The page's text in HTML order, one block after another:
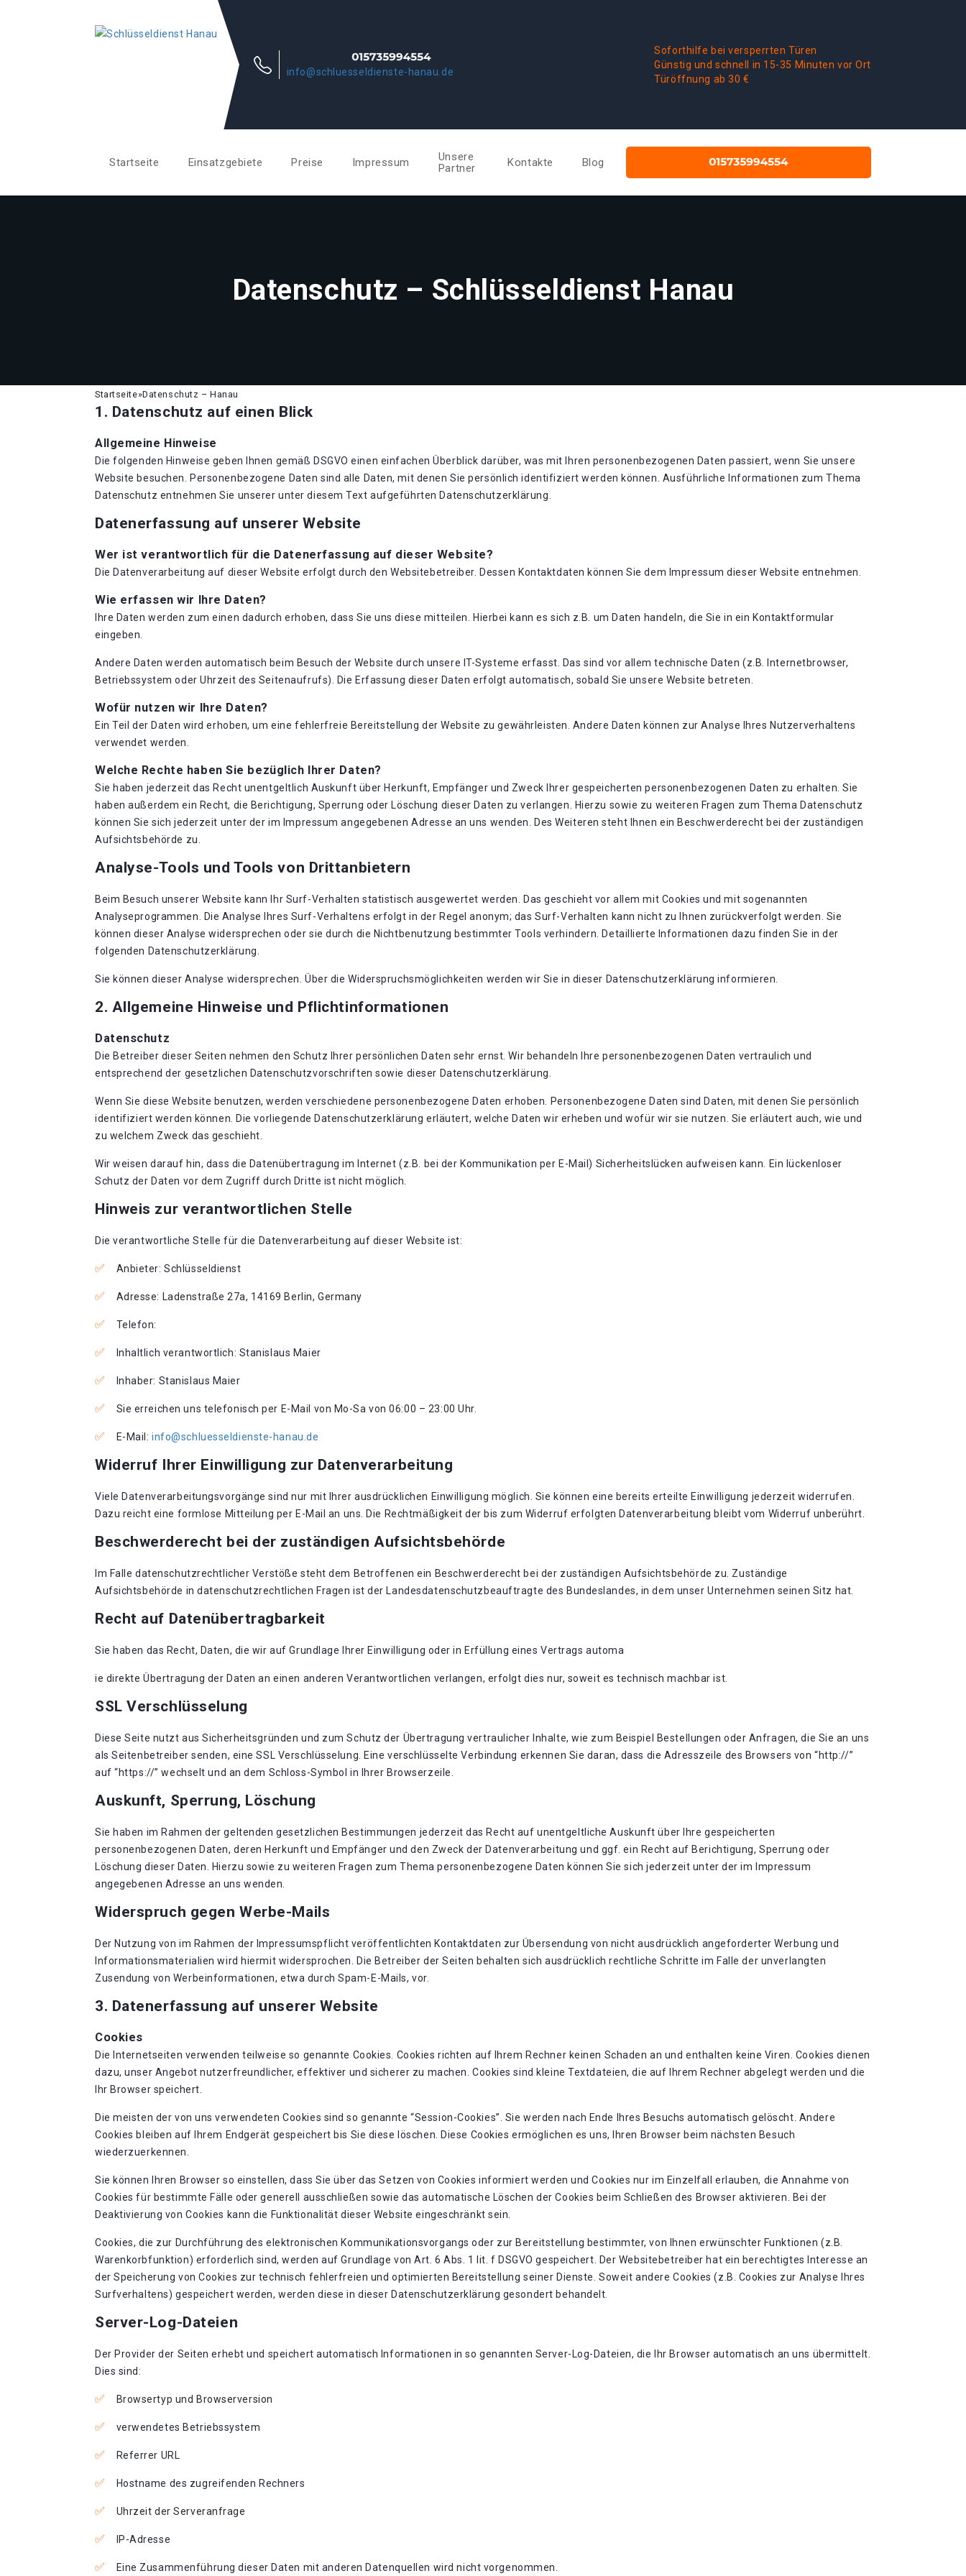
info@schluesseldienste-hanau.de
Soforthilfe bei versperrten Türen
Günstig und schnell in 15-35 Minuten vor Ort
Türöffnung ab 30 €
Startseite Einsatzgebiete Preise Impressum
Unsere
Partner
Kontakte Blog
Datenschutz – Schlüsseldienst Hanau
Startseite»Datenschutz – Hanau
1. Datenschutz auf einen Blick
Allgemeine Hinweise
Die folgenden Hinweise geben Ihnen gemäß DSGVO einen einfachen Überblick darüber, was mit Ihren personenbezogenen Daten passiert, wenn Sie unsere
Website besuchen. Personenbezogene Daten sind alle Daten, mit denen Sie persönlich identifiziert werden können. Ausführliche Informationen zum Thema
Datenschutz entnehmen Sie unserer unter diesem Text aufgeführten Datenschutzerklärung.
Datenerfassung auf unserer Website
Wer ist verantwortlich für die Datenerfassung auf dieser Website?
Die Datenverarbeitung auf dieser Website erfolgt durch den Websitebetreiber. Dessen Kontaktdaten können Sie dem Impressum dieser Website entnehmen.
Wie erfassen wir Ihre Daten?
Ihre Daten werden zum einen dadurch erhoben, dass Sie uns diese mitteilen. Hierbei kann es sich z.B. um Daten handeln, die Sie in ein Kontaktformular
eingeben.
Andere Daten werden automatisch beim Besuch der Website durch unsere IT-Systeme erfasst. Das sind vor allem technische Daten (z.B. Internetbrowser,
Betriebssystem oder Uhrzeit des Seitenaufrufs). Die Erfassung dieser Daten erfolgt automatisch, sobald Sie unsere Website betreten.
Wofür nutzen wir Ihre Daten?
Ein Teil der Daten wird erhoben, um eine fehlerfreie Bereitstellung der Website zu gewährleisten. Andere Daten können zur Analyse Ihres Nutzerverhaltens
verwendet werden.
Welche Rechte haben Sie bezüglich Ihrer Daten?
Sie haben jederzeit das Recht unentgeltlich Auskunft über Herkunft, Empfänger und Zweck Ihrer gespeicherten personenbezogenen Daten zu erhalten. Sie
haben außerdem ein Recht, die Berichtigung, Sperrung oder Löschung dieser Daten zu verlangen. Hierzu sowie zu weiteren Fragen zum Thema Datenschutz
können Sie sich jederzeit unter der im Impressum angegebenen Adresse an uns wenden. Des Weiteren steht Ihnen ein Beschwerderecht bei der zuständigen
Aufsichtsbehörde zu.
Analyse-Tools und Tools von Drittanbietern
Beim Besuch unserer Website kann Ihr Surf-Verhalten statistisch ausgewertet werden. Das geschieht vor allem mit Cookies und mit sogenannten
Analyseprogrammen. Die Analyse Ihres Surf-Verhaltens erfolgt in der Regel anonym; das Surf-Verhalten kann nicht zu Ihnen zurückverfolgt werden. Sie
können dieser Analyse widersprechen oder sie durch die Nichtbenutzung bestimmter Tools verhindern. Detaillierte Informationen dazu finden Sie in der
folgenden Datenschutzerklärung.
Sie können dieser Analyse widersprechen. Über die Widerspruchsmöglichkeiten werden wir Sie in dieser Datenschutzerklärung informieren.
2. Allgemeine Hinweise und Pflichtinformationen
Datenschutz
Die Betreiber dieser Seiten nehmen den Schutz Ihrer persönlichen Daten sehr ernst. Wir behandeln Ihre personenbezogenen Daten vertraulich und
entsprechend der gesetzlichen Datenschutzvorschriften sowie dieser Datenschutzerklärung.
Wenn Sie diese Website benutzen, werden verschiedene personenbezogene Daten erhoben. Personenbezogene Daten sind Daten, mit denen Sie persönlich
identifiziert werden können. Die vorliegende Datenschutzerklärung erläutert, welche Daten wir erheben und wofür wir sie nutzen. Sie erläutert auch, wie und
zu welchem Zweck das geschieht.
Wir weisen darauf hin, dass die Datenübertragung im Internet (z.B. bei der Kommunikation per E-Mail) Sicherheitslücken aufweisen kann. Ein lückenloser
Schutz der Daten vor dem Zugriff durch Dritte ist nicht möglich.
Hinweis zur verantwortlichen Stelle
Die verantwortliche Stelle für die Datenverarbeitung auf dieser Website ist:
Anbieter: Schlüsseldienst
Adresse: Ladenstraße 27a, 14169 Berlin, Germany
Telefon:
Inhaltlich verantwortlich: Stanislaus Maier
Inhaber: Stanislaus Maier
Sie erreichen uns telefonisch per E-Mail von Mo-Sa von 06:00 – 23:00 Uhr.
E-Mail:info@schluesseldienste-hanau.de
Widerruf Ihrer Einwilligung zur Datenverarbeitung
Viele Datenverarbeitungsvorgänge sind nur mit Ihrer ausdrücklichen Einwilligung möglich. Sie können eine bereits erteilte Einwilligung jederzeit widerrufen.
Dazu reicht eine formlose Mitteilung per E-Mail an uns. Die Rechtmäßigkeit der bis zum Widerruf erfolgten Datenverarbeitung bleibt vom Widerruf unberührt.
Beschwerderecht bei der zuständigen Aufsichtsbehörde
Im Falle datenschutzrechtlicher Verstöße steht dem Betroffenen ein Beschwerderecht bei der zuständigen Aufsichtsbehörde zu. Zuständige
Aufsichtsbehörde in datenschutzrechtlichen Fragen ist der Landesdatenschutzbeauftragte des Bundeslandes, in dem unser Unternehmen seinen Sitz hat.
Recht auf Datenübertragbarkeit
Sie haben das Recht, Daten, die wir auf Grundlage Ihrer Einwilligung oder in Erfüllung eines Vertrags automa
ie direkte Übertragung der Daten an einen anderen Verantwortlichen verlangen, erfolgt dies nur, soweit es technisch machbar ist.
SSL Verschlüsselung
Diese Seite nutzt aus Sicherheitsgründen und zum Schutz der Übertragung vertraulicher Inhalte, wie zum Beispiel Bestellungen oder Anfragen, die Sie an uns
als Seitenbetreiber senden, eine SSL Verschlüsselung. Eine verschlüsselte Verbindung erkennen Sie daran, dass die Adresszeile des Browsers von “http://”
auf “https://” wechselt und an dem Schloss-Symbol in Ihrer Browserzeile.
Auskunft, Sperrung, Löschung
Sie haben im Rahmen der geltenden gesetzlichen Bestimmungen jederzeit das Recht auf unentgeltliche Auskunft über Ihre gespeicherten
personenbezogenen Daten, deren Herkunft und Empfänger und den Zweck der Datenverarbeitung und ggf. ein Recht auf Berichtigung, Sperrung oder
Löschung dieser Daten. Hierzu sowie zu weiteren Fragen zum Thema personenbezogene Daten können Sie sich jederzeit unter der im Impressum
angegebenen Adresse an uns wenden.
Widerspruch gegen Werbe-Mails
Der Nutzung von im Rahmen der Impressumspflicht veröffentlichten Kontaktdaten zur Übersendung von nicht ausdrücklich angeforderter Werbung und
Informationsmaterialien wird hiermit widersprochen. Die Betreiber der Seiten behalten sich ausdrücklich rechtliche Schritte im Falle der unverlangten
Zusendung von Werbeinformationen, etwa durch Spam-E-Mails, vor.
3. Datenerfassung auf unserer Website
Cookies
Die Internetseiten verwenden teilweise so genannte Cookies. Cookies richten auf Ihrem Rechner keinen Schaden an und enthalten keine Viren. Cookies dienen
dazu, unser Angebot nutzerfreundlicher, effektiver und sicherer zu machen. Cookies sind kleine Textdateien, die auf Ihrem Rechner abgelegt werden und die
Ihr Browser speichert.
Die meisten der von uns verwendeten Cookies sind so genannte “Session-Cookies”. Sie werden nach Ende Ihres Besuchs automatisch gelöscht. Andere
Cookies bleiben auf Ihrem Endgerät gespeichert bis Sie diese löschen. Diese Cookies ermöglichen es uns, Ihren Browser beim nächsten Besuch
wiederzuerkennen.
Sie können Ihren Browser so einstellen, dass Sie über das Setzen von Cookies informiert werden und Cookies nur im Einzelfall erlauben, die Annahme von
Cookies für bestimmte Fälle oder generell ausschließen sowie das automatische Löschen der Cookies beim Schließen des Browser aktivieren. Bei der
Deaktivierung von Cookies kann die Funktionalität dieser Website eingeschränkt sein.
Cookies, die zur Durchführung des elektronischen Kommunikationsvorgangs oder zur Bereitstellung bestimmter, von Ihnen erwünschter Funktionen (z.B.
Warenkorbfunktion) erforderlich sind, werden auf Grundlage von Art. 6 Abs. 1 lit. f DSGVO gespeichert. Der Websitebetreiber hat ein berechtigtes Interesse an
der Speicherung von Cookies zur technisch fehlerfreien und optimierten Bereitstellung seiner Dienste. Soweit andere Cookies (z.B. Cookies zur Analyse Ihres
Surfverhaltens) gespeichert werden, werden diese in dieser Datenschutzerklärung gesondert behandelt.
Server-Log-Dateien
Der Provider der Seiten erhebt und speichert automatisch Informationen in so genannten Server-Log-Dateien, die Ihr Browser automatisch an uns übermittelt.
Dies sind:
Browsertyp und Browserversion
verwendetes Betriebssystem
Referrer URL
Hostname des zugreifenden Rechners
Uhrzeit der Serveranfrage
IP-Adresse
Eine Zusammenführung dieser Daten mit anderen Datenquellen wird nicht vorgenommen.